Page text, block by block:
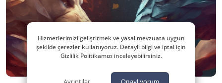
Hizmetlerimizi geliştirmek ve yasal mevzuata uygun
şekilde çerezler kullanıyoruz. Detaylı bilgi ve iptal için
Gizlilik Politikamızı inceleyebilirsiniz.